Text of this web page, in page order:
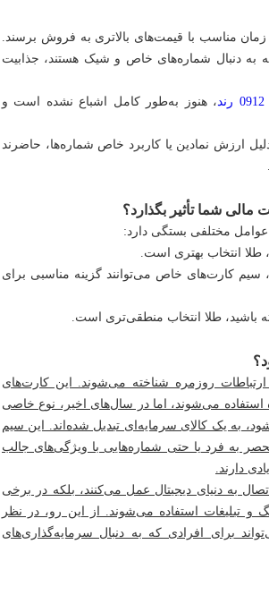
مناسب با قیمت‌های بالاتری به فروش برسند.
به دنبال شماره‌های خاص و شیک هستند، جذابیت
، هنوز به‌طور کامل اشباع نشده است و
ارزش نمادین یا کاربرد خاص شماره‌ها، حاضرند
شما تأثیر بگذارد؟
مختلفی بستگی دارد:
طلا انتخاب بهتری است.
سیم کارت‌های خاص می‌توانند گزینه مناسبی برای
باشید، طلا انتخاب منطقی‌تری است.
روزمره شناخته می‌شوند. این کارت‌های
می‌شوند، اما در سال‌های اخیر، نوع خاصی
به یک کالای سرمایه‌ای تبدیل شده‌اند. این سیم
به فرد یا حتی شماره‌هایی با ویژگی‌های جالب
دارند.
به دنیای دیجیتال عمل می‌کنند، بلکه در برخی
و تبلیغات استفاده می‌شوند. از این رو، در نظر
برای افرادی که به دنبال سرمایه‌گذاری‌های